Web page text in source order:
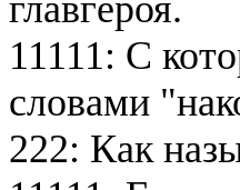
11111: С
словами
222: Как